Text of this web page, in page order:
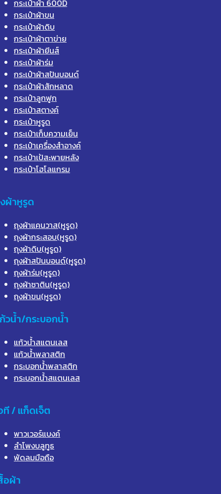
กระเป๋าผ้า 600D
กระเป๋าผ้าขน
กระเป๋าผ้าดิบ
กระเป๋าผ้าตาข่าย
กระเป๋าผ้ายีนส์
กระเป๋าผ้าร่ม
กระเป๋าผ้าสปันบอนด์
กระเป๋าผ้าสักหลาด
กระเป๋าลูกฟูก
กระเป๋าสตางค์
กระเป๋าหูรูด
กระเป๋าเก็บความเย็น
กระเป๋าเครื่องสำอางค์
กระเป๋าเป้สะพายหลัง
กระเป๋าโฮโลแกรม
ผ้าหูรูด
ถุงผ้าแคนวาส(หูรูด)
ถุงผ้ากระสอบ(หูรูด)
ถุงผ้าดิบ(หูรูด)
ถุงผ้าสปันบอนด์(หูรูด)
ถุงผ้าร่ม(หูรูด)
ถุงผ้าซาติน(หูรูด)
ถุงผ้าขน(หูรูด)
วน้ำ/กระบอกน้ำ
แก้วน้ำสแตนเลส
แก้วน้ำพลาสติก
กระบอกน้ำพลาสติก
กระบอกน้ำสแตนเลส
ที / แก็ดเจ็ต
พาวเวอร์แบงค์
ลำโพงบลูทูธ
พัดลมมือถือ
อผ้า